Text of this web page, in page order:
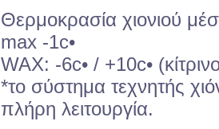
Θερμοκρασία χιονιού
max -1c•
WAX: -6c• / +10c•
*το σύστημα τεχνητής
πλήρη λειτουργία.